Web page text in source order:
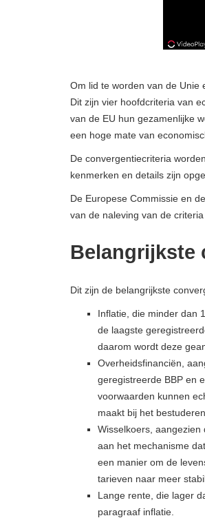
Om lid te worden van de Unie
Dit zijn vier hoofdcriteria van
van de EU hun gezamenlijke
een ​​hoge mate van
De convergentiecriteria
kenmerken en details zijn
De Europese Commissie en
van de naleving van de
Belangrijkste
Dit zijn de belangrijkste
Inflatie, die minder dan
de laagste
daarom wordt deze
Overheidsfinanciën,
geregistreerde BBP en
voorwaarden kunnen
maakt bij het
Wisselkoers,
aan het mechanisme
een manier om de
tarieven naar meer
Lange rente, die lager
paragraaf inflatie.